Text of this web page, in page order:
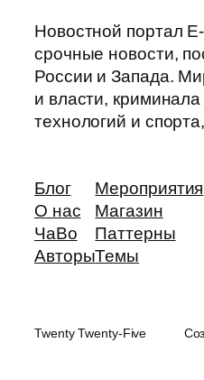
Новостной портал
срочные новости,
России и Запада.
и власти,
технологий и
Блог
О нас
ЧаВо
Авторы
Мероприятия
Магазин
Паттерны
Темы
Twenty Twenty-Five